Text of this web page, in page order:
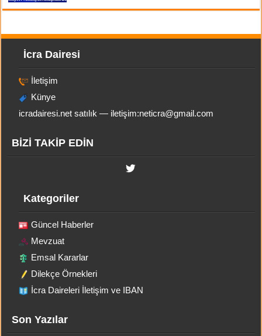
İcra Dairesi
İletişim
Künye
icradairesi.net satılık — iletişim:neticra@gmail.com
BİZİ TAKİP EDİN
Kategoriler
Güncel Haberler
Mevzuat
Emsal Kararlar
Dilekçe Örnekleri
İcra Daireleri İletişim ve IBAN
Son Yazılar